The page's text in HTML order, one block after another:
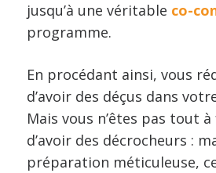
jusqu’à une véritable co-
programme.
En procédant ainsi, vous
d’avoir des déçus dans
Mais vous n’êtes pas tout
d’avoir des décrocheurs :
préparation méticuleuse,